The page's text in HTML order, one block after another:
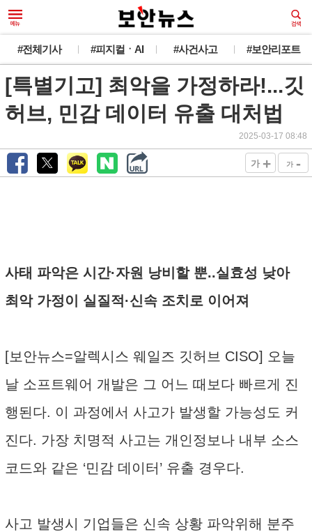
#전체기사 #피지컬ㆍAI #사건사고 #보안리포트
[특별기고] 최악을 가정하라!...깃
허브, 민감 데이터 유출 대처법
2025-03-17 08:48
가 + 가 -
사태 파악은 시간·자원 낭비할 뿐..실효성 낮아
최악 가정이 실질적·신속 조치로 이어져
[보안뉴스=알렉시스 웨일즈 깃허브 CISO] 오늘
날 소프트웨어 개발은 그 어느 때보다 빠르게 진
행된다. 이 과정에서 사고가 발생할 가능성도 커
진다. 가장 치명적 사고는 개인정보나 내부 소스
코드와 같은 ‘민감 데이터’ 유출 경우다.
사고 발생시 기업들은 신속 상황 파악위해 분주